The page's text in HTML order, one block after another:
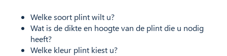
Welke soort plint wilt u?
Wat is de dikte en hoogte van de plint die u nodig
heeft?
Welke kleur plint kiest u?